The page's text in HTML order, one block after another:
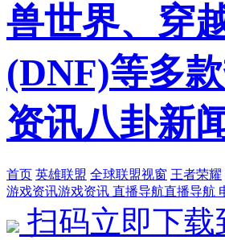
兽世界、穿
(DNF)等多
资讯八卦新闻
首页 英雄联盟 全球联盟视窗 王者荣耀
游戏资讯游戏资讯 直播导航直播导航
扫码立即下载